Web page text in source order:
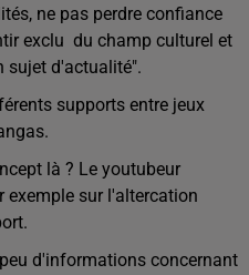
ne pas perdre confiance
exclu du champ culturel et
sujet d'actualité".
supports entre jeux
là ? Le youtubeur
exemple sur l'altercation
d'informations concernant